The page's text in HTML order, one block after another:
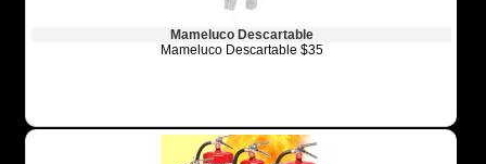
Mameluco Descartable
Mameluco Descartable $35